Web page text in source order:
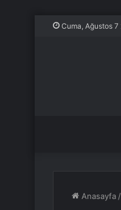
Cuma, Ağustos 7
Anasayfa /